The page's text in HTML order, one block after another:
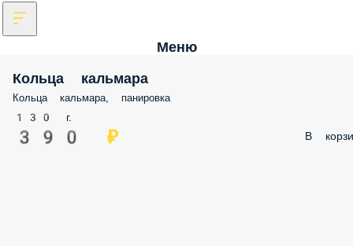
Меню
Кольца кальмара
Кольца кальмара, панировка
130 г.
390 ₽ В